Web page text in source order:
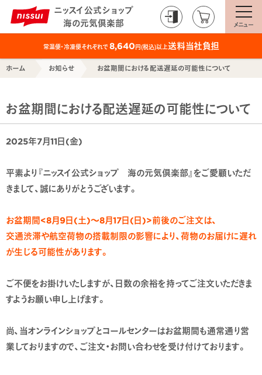
ニッスイ公式ショップ
海の元気倶楽部
メニュー
常温便・冷凍便それぞれで8,640円(税込)以上送料当社負担
ホーム お知らせ お盆期間における配送遅延の可能性について
お盆期間における配送遅延の可能性について
2025年7月11日(金)
平素より『ニッスイ公式ショップ 海の元気倶楽部』をご愛顧いただ
きまして、誠にありがとうございます。
お盆期間<8月9日(土)～8月17日(日)>前後のご注文は、
交通渋滞や航空荷物の搭載制限の影響により、荷物のお届けに遅れ
が生じる可能性があります。
ご不便をお掛けいたしますが、日数の余裕を持ってご注文いただきま
すようお願い申し上げます。
尚、当オンラインショップとコールセンターはお盆期間も通常通り営
業しておりますので、ご注文・お問い合わせを受け付けております。